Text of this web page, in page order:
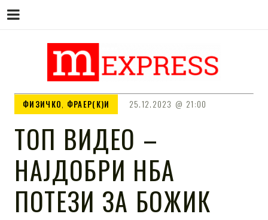
M EXPRESS
Сител
ФИЗИЧКО, ФРАЕР(К)И 25.12.2023 21:00
ТОП ВИДЕО –
НАЈДОБРИ НБА
ПОТЕЗИ ЗА БОЖИК